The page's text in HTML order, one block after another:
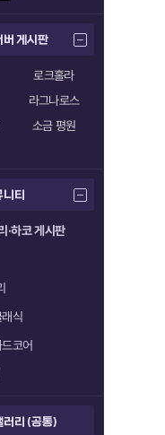
버 게시판
로크홀라
라그나로스
소금 평원
니티
·하코 게시판
식
코어
러리 (공통)